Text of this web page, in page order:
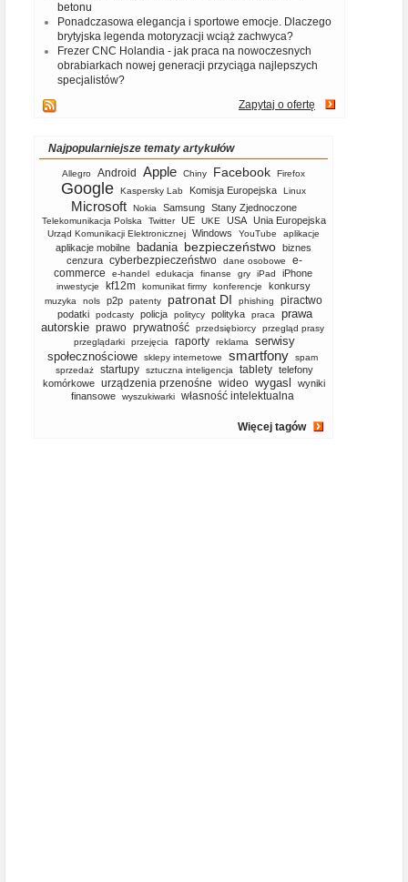
betonu
Ponadczasowa elegancja i sportowe emocje. Dlaczego
brytyjska legenda motoryzacji wciąż zachwyca?
Frezer CNC Holandia - jak praca na nowoczesnych
obrabiarkach nowej generacji przyciąga najlepszych
specjalistów?
Zapytaj o ofertę
Najpopularniejsze tematy artykułów
Allegro Android Apple Chiny Facebook Firefox
Google Kaspersky Lab Komisja Europejska Linux
Microsoft Nokia Samsung Stany Zjednoczone
Telekomunikacja Polska Twitter UE UKE USA Unia Europejska
Urząd Komunikacji Elektronicznej Windows YouTube aplikacje
aplikacje mobilne badania bezpieczeństwo biznes
cenzura cyberbezpieczeństwo dane osobowe
e-
commerce
e-handel edukacja finanse gry iPad iPhone
inwestycje kf12m komunikat firmy konferencje konkursy
muzyka nols p2p patenty patronat DI phishing piractwo
podatki podcasty policja politycy polityka praca
prawa
autorskie prawo prywatność przedsiębiorcy
przegląd prasy
przeglądarki
przejęcia raporty reklama
serwisy
społecznościowe
sklepy internetowe smartfony
spam
sprzedaż
startupy sztuczna inteligencja tablety telefony
komórkowe
urządzenia przenośne wideo wygasl
wyniki
finansowe
wyszukiwarki własność intelektualna
Więcej tagów